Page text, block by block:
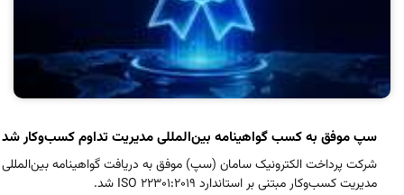
سپ موفق به کسب گواهینامه بین‌المللی مدیریت تداوم کسب‌و‌کار شد
شرکت پرداخت الکترونیک سامان (سپ) موفق به دریافت گواهینامه بین‌المللی
مدیریت کسب‌و‌کار مبتنی بر استاندارد ISO 22301:2019 شد.